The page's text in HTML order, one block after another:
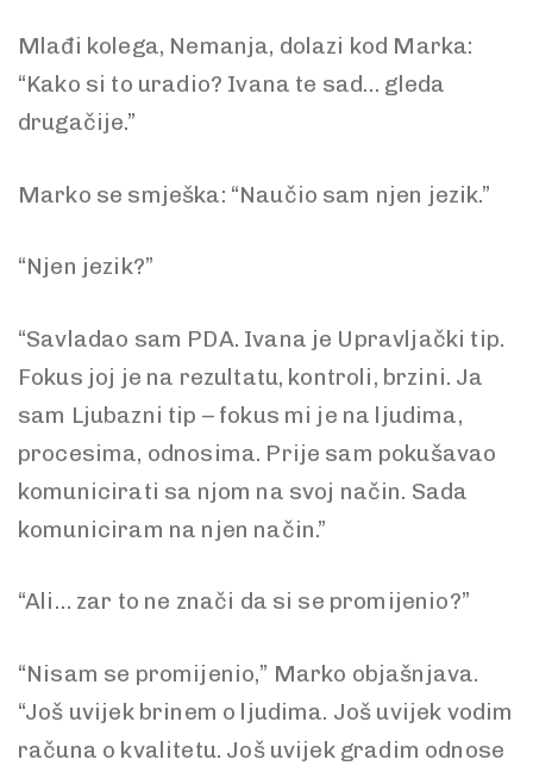
Mlađi kolega, Nemanja, dolazi kod Marka:
“Kako si to uradio? Ivana te sad… gleda
drugačije.”
Marko se smješka: “Naučio sam njen jezik.”
“Njen jezik?”
“Savladao sam PDA. Ivana je Upravljački tip.
Fokus joj je na rezultatu, kontroli, brzini. Ja
sam Ljubazni tip – fokus mi je na ljudima,
procesima, odnosima. Prije sam pokušavao
komunicirati sa njom na svoj način. Sada
komuniciram na njen način.”
“Ali… zar to ne znači da si se promijenio?”
“Nisam se promijenio,” Marko objašnjava.
“Još uvijek brinem o ljudima. Još uvijek vodim
računa o kvalitetu. Još uvijek gradim odnose